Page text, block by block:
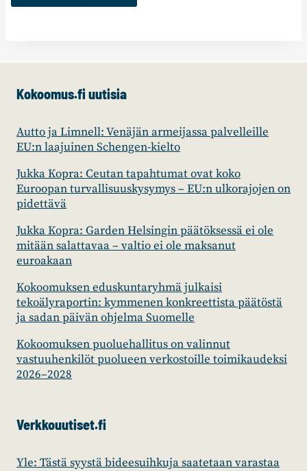
Kokoomus.fi uutisia
Autto ja Limnell: Venäjän armeijassa palvelleille
EU:n laajuinen Schengen-kielto
Jukka Kopra: Ceutan tapahtumat ovat koko
Euroopan turvallisuuskysymys – EU:n ulkorajojen on
pidettävä
Jukka Kopra: Garden Helsingin päätöksessä ei ole
mitään salattavaa – valtio ei ole maksanut
euroakaan
Kokoomuksen eduskuntaryhmä julkaisi
tekoälyraportin: kymmenen konkreettista päätöstä
ja sadan päivän ohjelma Suomelle
Kokoomuksen puoluehallitus on valinnut
vastuuhenkilöt puolueen verkostoille toimikaudeksi
2026–2028
Verkkouutiset.fi
Yle: Tästä syystä bideesuihkuja saatetaan varastaa